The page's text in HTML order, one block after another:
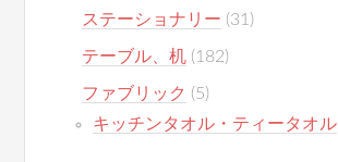
ステーショナリー (31)
テーブル、机 (182)
ファブリック (5)
キッチンタオル・ティータオル